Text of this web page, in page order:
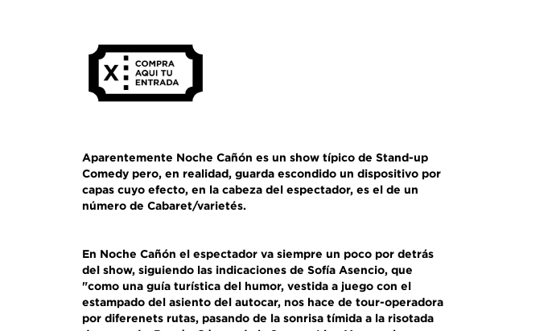
Aparentemente Noche Cañón es un show típico de Stand-up
Comedy pero, en realidad, guarda escondido un dispositivo por
capas cuyo efecto, en la cabeza del espectador, es el de un
número de Cabaret/varietés.
En Noche Cañón el espectador va siempre un poco por detrás
del show, siguiendo las indicaciones de Sofía Asencio, que
"como una guía turística del humor, vestida a juego con el
estampado del asiento del autocar, nos hace de tour-operadora
por diferenets rutas, pasando de la sonrisa tímida a la risotada